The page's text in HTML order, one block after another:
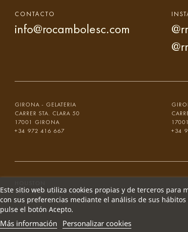
CONTACTO
info@rocambolesc.com
GIRONA - GELATERIA
CARRER STA. CLARA 50
17001 GIRONA
+34 972 416 667
+34
1101-10 UPTOWN PARK BLVD.
77056 HOUSTON
281-501-3499
Este sitio web utiliza cookies propias y de terceros
con sus preferencias mediante el análisis de sus
pulse el botón Acepto.
Más información Personalizar cookies